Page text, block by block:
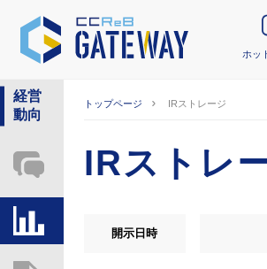
ホッ
経営
動向
ホットワード分析
トップページ IRストレージ
IRストレ
開示日時